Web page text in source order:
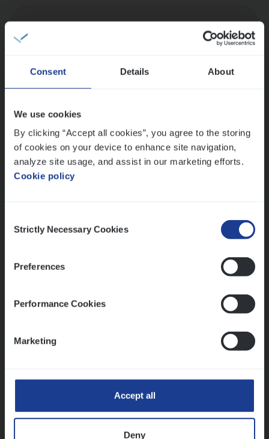
Consent Details About
We use cookies
By clicking “Accept all cookies”, you agree to the storing
of cookies on your device to enhance site navigation,
analyze site usage, and assist in our marketing efforts.
Cookie policy
Selection
Strictly Necessary Cookies
Preferences
Performance Cookies
Marketing
Accept all
Deny
Dos­sier­be­heer­der Pro­per­ty verzekeringen
Insurance Operations
Antwerpen en Hasselt
Dos­sier­be­heer­der ver­ze­ke­rin­gen — Soci­al
Pro­fit en Public
Insurance Operations
Antwerpen
Lees onze verhalen
Meer dan collega’s: hoe Julie en Aurélie elkaar
versterken
humor
werk
Ons sollicitatieproces